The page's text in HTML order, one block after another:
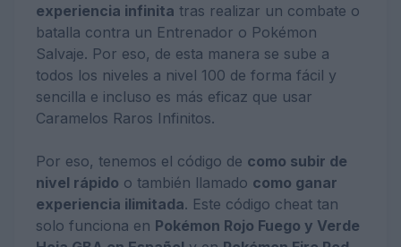
experiencia infinita tras realizar un combate o
batalla contra un Entrenador o Pokémon
Salvaje. Por eso, de esta manera se sube a
todos los niveles a nivel 100 de forma fácil y
sencilla e incluso es más eficaz que usar
Caramelos Raros Infinitos.
Por eso, tenemos el código de como subir de
nivel rápido o también llamado como ganar
experiencia ilimitada. Este código cheat tan
solo funciona en Pokémon Rojo Fuego y Verde